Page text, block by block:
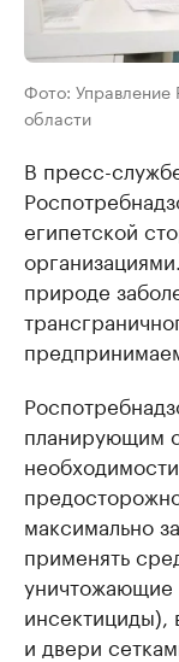
Фото: Управление
области
В пресс-
египетской
природе
планирующим
максимально
применять
уничтожающие
инсектициды),
и двери